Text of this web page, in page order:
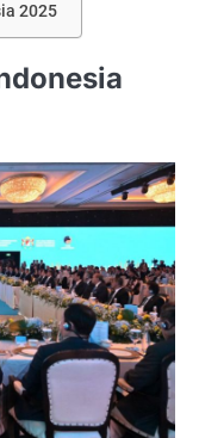
2025